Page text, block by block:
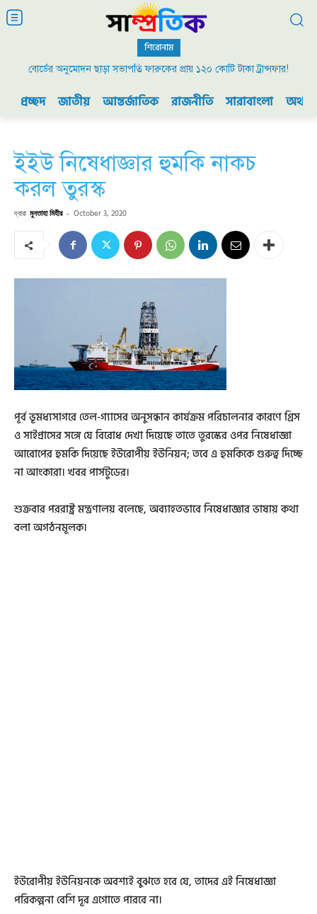
শিরোনাম
বোর্ডের অনুমোদন ছাড়া সভাপতি ফারুকের প্রায় ১২০ কোটি টাকা ট্রান্সফার!
প্রচ্ছদ জাতীয় আন্তর্জাতিক রাজনীতি সারাবাংলা
ইইউ নিষেধাজ্ঞার হুমকি নাকচ
করল তুরস্ক
দ্বারা মুনতাহা মিহীর - October 3, 2020
পূর্ব ভূমধ্যসাগরে তেল-গ্যাসের অনুসন্ধান কার্যক্রম পরিচালনার কারণে গ্রিস
ও সাইপ্রাসের সঙ্গে যে বিরোধ দেখা দিয়েছে তাতে তুরস্কের ওপর নিষেধাজ্ঞা
আরোপের হুমকি দিয়েছে ইউরোপীয় ইউনিয়ন; তবে এ হুমকিকে গুরুত্ব দিচ্ছে
না আংকারা। খবর পার্সটুডের।
শুক্রবার পররাষ্ট্র মন্ত্রণালয় বলেছে, অব্যাহতভাবে নিষেধাজ্ঞার ভাষায় কথা
বলা অগঠনমূলক।
ইউরোপীয় ইউনিয়নকে অবশ্যই বুঝতে হবে যে, তাদের এই নিষেধাজ্ঞা
পরিকল্পনা বেশি দূর এগোতে পারবে না।